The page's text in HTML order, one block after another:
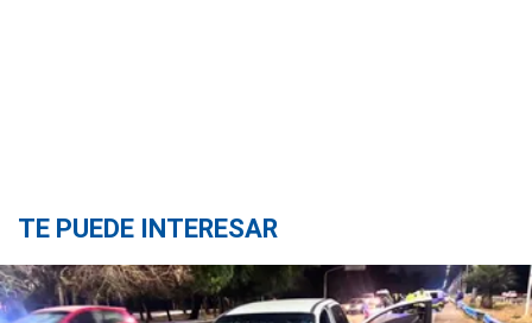
TE PUEDE INTERESAR